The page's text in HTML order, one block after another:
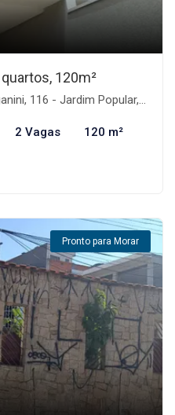
120m²
- Jardim Popular, São Paulo-SP
2 Vagas 120 m²
Pronto para Morar